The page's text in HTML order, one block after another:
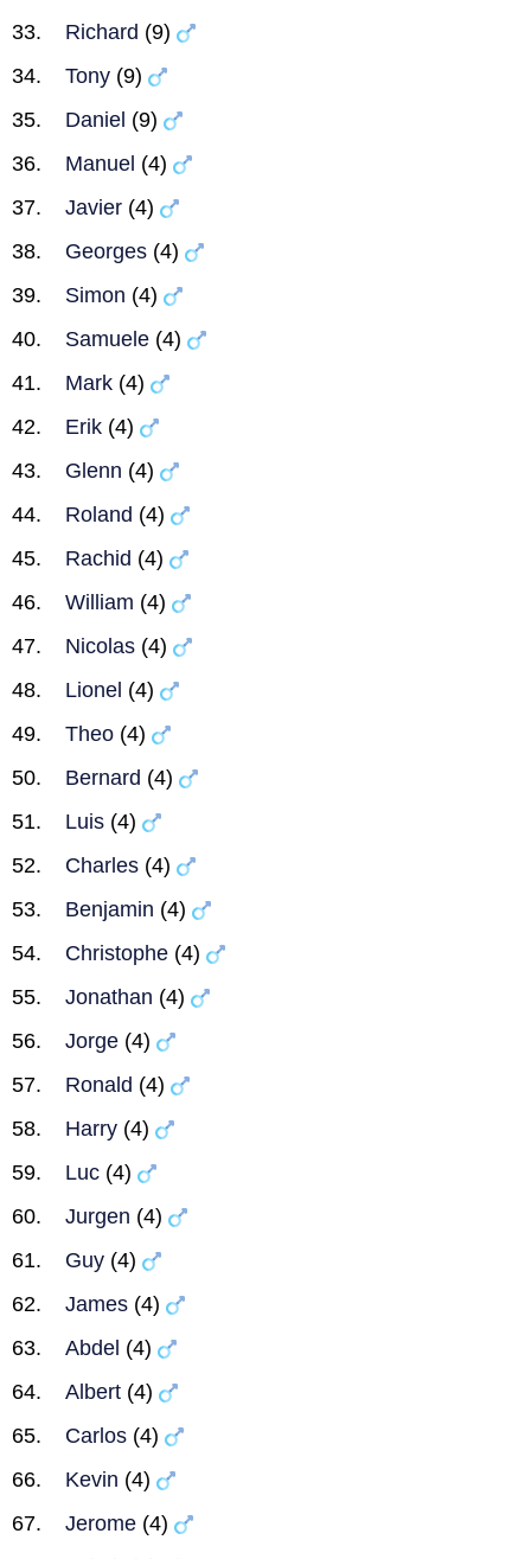
Richard (9)
Tony (9)
Daniel (9)
Manuel (4)
Javier (4)
Georges (4)
Simon (4)
Samuele (4)
Mark (4)
Erik (4)
Glenn (4)
Roland (4)
Rachid (4)
William (4)
Nicolas (4)
Lionel (4)
Theo (4)
Bernard (4)
Luis (4)
Charles (4)
Benjamin (4)
Christophe (4)
Jonathan (4)
Jorge (4)
Ronald (4)
Harry (4)
Luc (4)
Jurgen (4)
Guy (4)
James (4)
Abdel (4)
Albert (4)
Carlos (4)
Kevin (4)
Jerome (4)